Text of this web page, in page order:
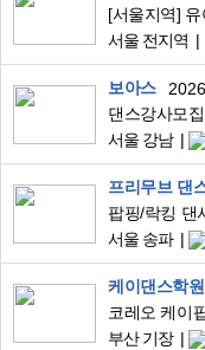
서울 전지역
보아스
댄스강사모집
서울 강남
프리무브 댄
팝핑/락킹 댄
서울 송파
케이댄스학원
코레오 케이
부산 기장